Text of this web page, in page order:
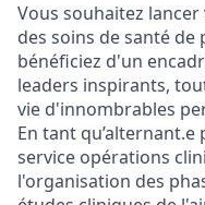
Vous souhaitez
des soins de santé de
bénéficiez d'un
leaders inspirants,
vie d'innombrables
En tant
service opérations
l'organisation des